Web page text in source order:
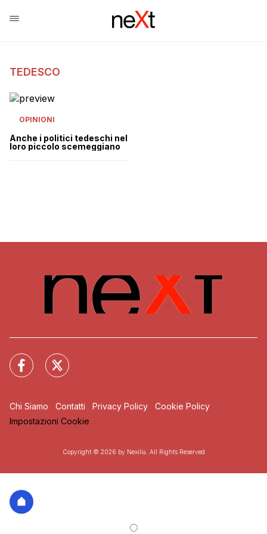
TEDESCO
OPINIONI
Anche i politici tedeschi nel
loro piccolo scemeggiano
Chi Siamo Contatti Privacy Policy
Cookie Policy
Impostazioni Cookie
Copyright © 2026 by Nexilia. All Rights Reserved